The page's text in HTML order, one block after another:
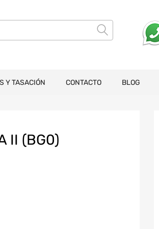
Y TASACIÓN CONTACTO BLOG
II (BG0)